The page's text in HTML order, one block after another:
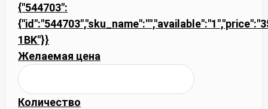
{"544703":
1BK"}}
Желаемая цена
Количество